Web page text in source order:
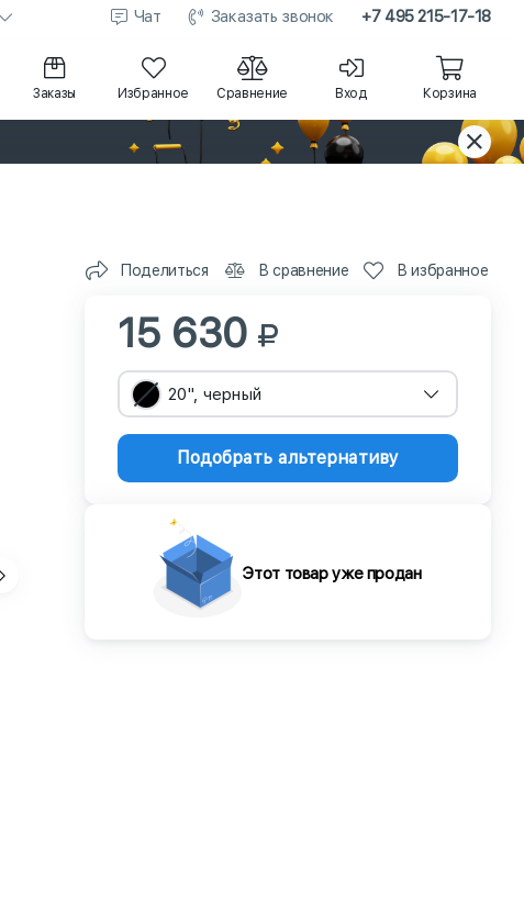
Чат Заказать звонок +7 495 215-17-18
Заказы Избранное Сравнение Вход Корзина
Поделиться В сравнение В избранное
15 630
20", черный
Подобрать альтернативу
Этот товар уже продан